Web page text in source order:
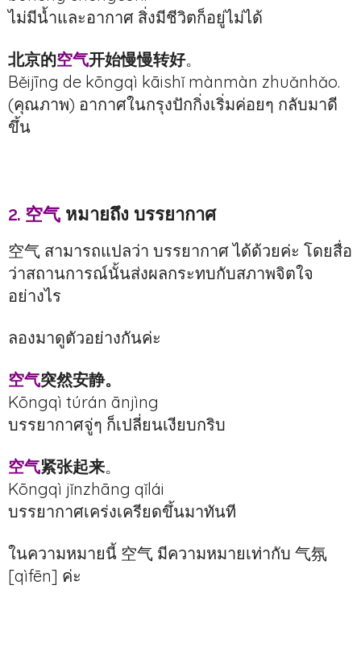
ไม่มีน้ำและอากาศ สิ่งมีชีวิตก็อยู่ไม่ได้
北京的空气开始慢慢转好。
Běijīng de kōngqì kāishǐ mànmàn zhuǎnhǎo.
(คุณภาพ) อากาศในกรุงปักกิ่งเริ่มค่อยๆ กลับมาดี
ขึ้น
2. 空气 หมายถึง บรรยากาศ
空气 สามารถแปลว่า บรรยากาศ ได้ด้วยค่ะ โดยสื่อ
ว่าสถานการณ์นั้นส่งผลกระทบกับสภาพจิตใจ
อย่างไร
ลองมาดูตัวอย่างกันค่ะ
空气突然安静。
Kōngqì túrán ānjìng
บรรยากาศจู่ๆ ก็เปลี่ยนเงียบกริบ
空气紧张起来。
Kōngqì jǐnzhāng qǐlái
บรรยากาศเคร่งเครียดขึ้นมาทันที
ในความหมายนี้ 空气 มีความหมายเท่ากับ 气氛
[qìfēn] ค่ะ